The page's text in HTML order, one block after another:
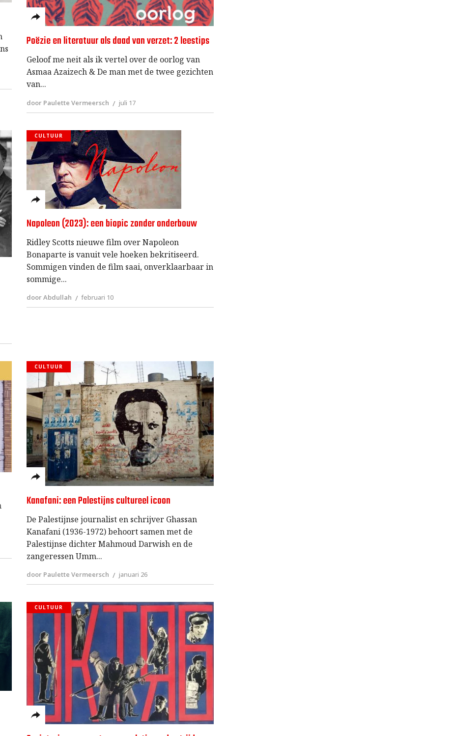
Poëzie en literatuur als daad van verzet: 2 leestips
Geloof me neit als ik vertel over de oorlog van
Asmaa Azaizech & De man met de twee gezichten
van
door Paulette Vermeersch juli 17
CULTUUR
Napoleon (2023): een biopic zonder onderbouw
Ridley Scotts nieuwe film over Napoleon
Bonaparte is vanuit vele hoeken bekritiseerd.
Sommigen vinden de film saai, onverklaarbaar in
sommige
door Abdullah februari 10
CULTUUR
Kanafani: een Palestijns cultureel icoon
De Palestijnse journalist en schrijver Ghassan
Kanafani (1936-1972) behoort samen met de
Palestijnse dichter Mahmoud Darwish en de
zangeressen Umm
door Paulette Vermeersch januari 26
CULTUUR